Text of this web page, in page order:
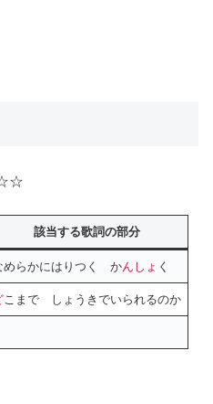
該当する歌詞の部分
めらかにはりつく かんしょ く
こまで しょうきでいられるのか